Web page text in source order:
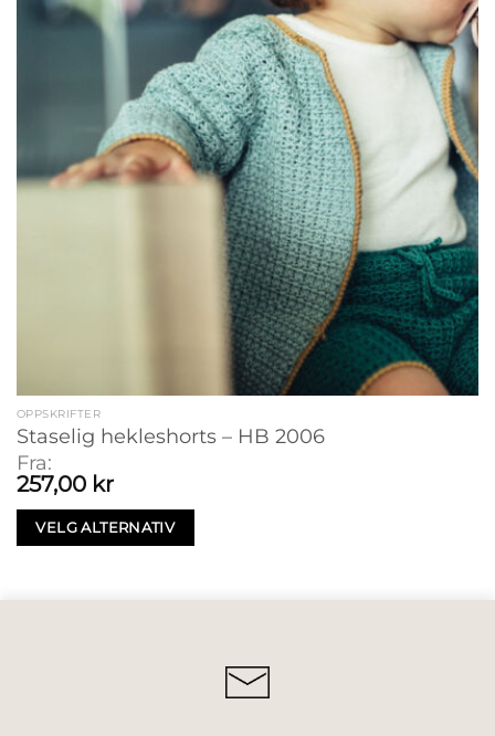
OPPSKRIFTER
Staselig hekleshorts – HB 2006
Fra:
257,00 kr
VELG ALTERNATIV